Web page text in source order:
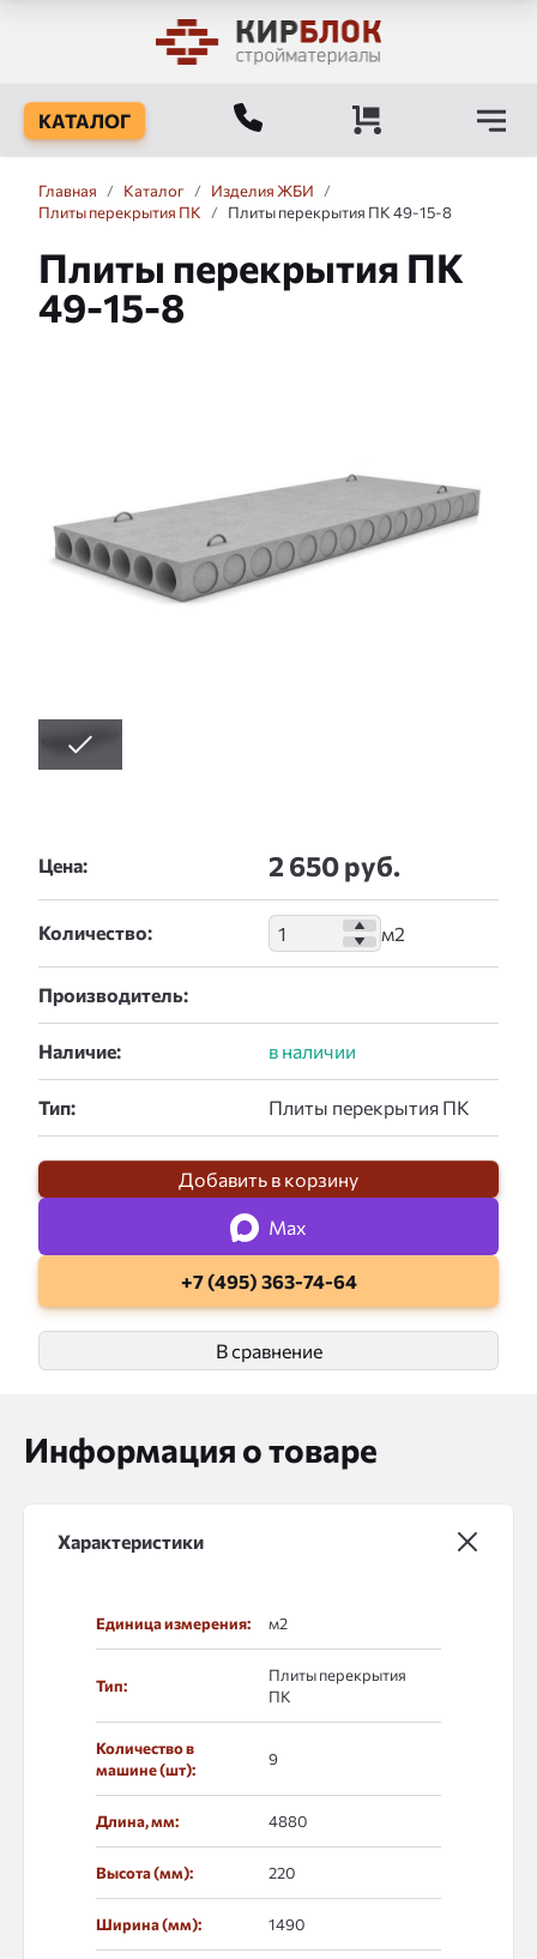
КАТАЛОГ
Главная / Каталог / Изделия ЖБИ
/
Плиты перекрытия ПК
/ Плиты перекрытия ПК 49-15-8
Плиты перекрытия ПК
49-15-8
Цена: 2 650 руб.
Количество:
Производитель:
Наличие:
Тип:
Добавить в корзину
Max
+7 (495) 363-74-64
В сравнение
Информация о товаре
Характеристики
Единица измерения: м2
Тип:
Плиты перекрытия
ПК
Количество в
машине (шт):
9
Длина, мм: 4880
Высота (мм): 220
Ширина (мм): 1490